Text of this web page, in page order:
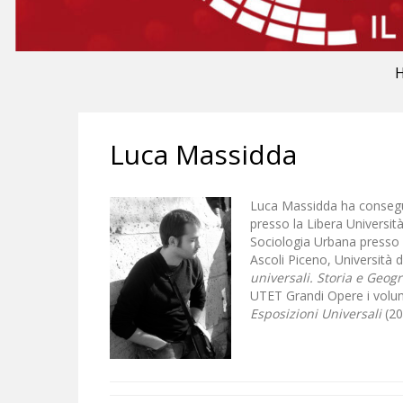
Luca Massidda
Luca Massidda ha
presso la Libera
Sociologia Urbana
Ascoli Piceno, Università
universali. Storia e
UTET Grandi Opere i
Esposizioni Universali